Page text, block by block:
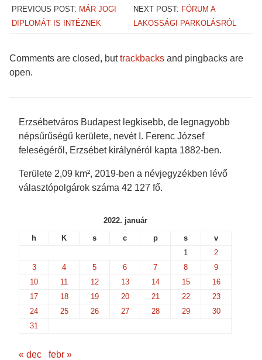
e
o
n
F
b
o
o
k
s
i
n
n
e
w
n
d
o
e
o
n
t
e
i
n
n
e
w
w
d
o
w
e
o
n
T
l
r
n
n
e
w
w
i
o
w
)
e
o
n
P
e
t
n
n
e
w
w
i
o
)
PREVIOUS POST: MÁR JOGI
DIPLOMÁT IS INTÉZNEK
NEXT POST: FÓRUM A
LAKOSSÁGI PARKOLÁSRÓL
Comments are closed, buttrackbacks and pingbacks are
open.
Erzsébetváros Budapest legkisebb, de legnagyobb
népsűrűségű kerülete, nevét I. Ferenc József
feleségéről, Erzsébet királynéról kapta 1882-ben.
Területe 2,09 km², 2019-ben a névjegyzékben lévő
választópolgárok száma 42 127 fő.
2022. január
h
K s c p s
v
1
2
3
4 5 6 7 8
9
10
11 12 13 14 15
16
17
18 19 20 21 22
23
24
25 26 27 28 29
30
31
« dec febr »